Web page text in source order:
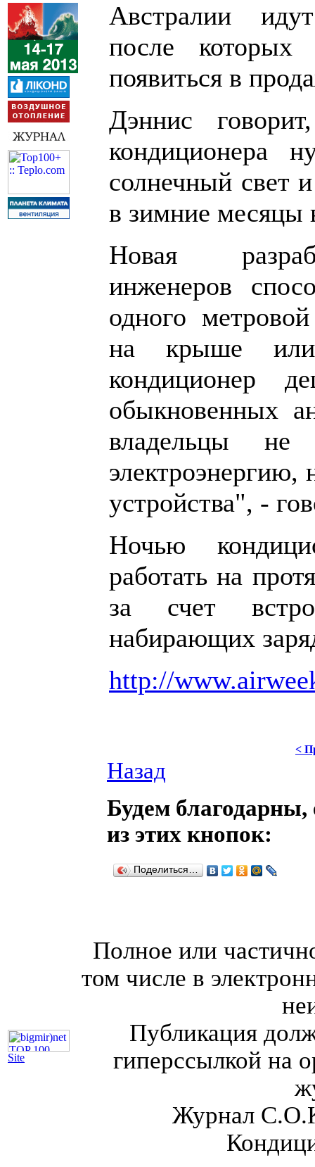
Австралии
после которых
появиться в
Дэннис
кондиционера
солнечный свет
в зимние месяцы
Новая
инженеров
одного
на крыше
кондиционер
обыкновенных
владельцы
устройства", -
Ночью
работать на
за счет
набирающих
http://
<
Назад
Будем благодарны,
из этих кнопок:
Поделиться…
Site
Полное или
том числе в
Публикация
гиперссылкой на
Журнал